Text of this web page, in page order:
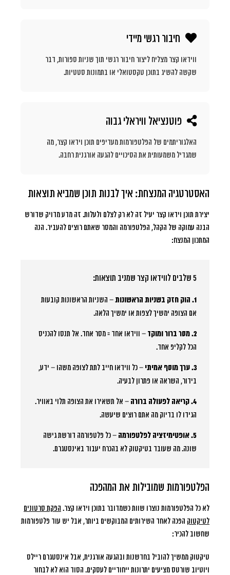
חיבור רגשי מיידי
ווידאו קצר מצליח ליצור חיבור רגשי תוך שניות ספורות, דבר
שקשה להשיג בתוכן טקסטואלי או בתמונות סטטיות.
פוטנציאל וויראלי גבוה
האלגוריתמים של הפלטפורמות מעדיפים תוכן וידאו קצר, מה
שמגדיל משמעותית את הסיכויים להגעה אורגנית רחבה.
האסטרטגיה המנצחת: איך לבנות תוכן שמביא תוצאות
יצירת תוכן וידאו קצר יעיל זה לא רק לצלם ולעלות. זה מדע מדויק שדורש
הבנה עמוקה של הקהל, הפלטפורמה והמסר שאתם רוצים להעביר. הנה
המתכון המנצח:
5 שלבים לווידאו קצר שמניב תוצאות:
1. הוק חזק בשניות הראשונות
– השניות הראשונות קובעות
אם הצופה ימשיך לצפות או ימשיך הלאה.
2. מסר ברור ומוקד
– ווידאו אחד = מסר אחד. אל תנסו להכניס
הכל לקליפ אחד.
3. ערך מוסף אמיתי
– כל ווידאו חייב לתת לצופה משהו – ידע,
בידור, השראה או פתרון לבעיה.
4. קריאה לפעולה ברורה
– אל תשאירו את הצופה תלוי באוויר.
הגידו לו בדיוק מה אתם רוצים שיעשה.
5. אופטימיזציה לפלטפורמה
– כל פלטפורמה דורשת גישה
שונה. מה שעובד בטיקטוק לא בהכרח יעבוד באינסטגרם.
הפלטפורמות שמובילות את המהפכה
לא כל הפלטפורמות נוצרו שוות כשמדובר בתוכן וידאו קצר. הפקת סרטונים
לטיקטוק הפכה לאחד השירותים המבוקשים ביותר, אבל יש עוד פלטפורמות
שחשוב להכיר:
טיקטוק ממשיך להוביל בחדשנות ובהגעה אורגנית, אבל אינסטגרם ריילס
ויוטיוב שורטס מציעים יתרונות ייחודיים לעסקים. הסוד הוא לא לבחור